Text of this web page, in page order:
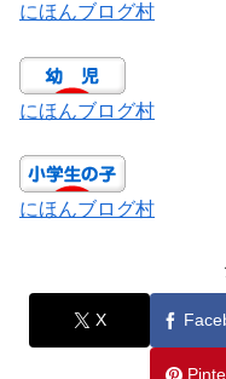
にほんブログ村
にほんブログ村
にほんブログ村
X